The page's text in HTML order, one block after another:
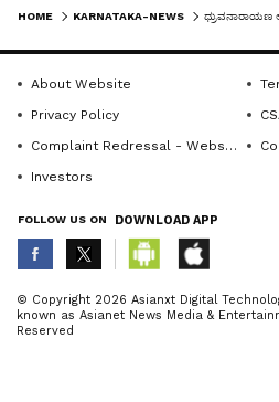
ABOUT THE AUTHOR
K
HOME KARNATAKA-NEWS ಧ್ರುವನಾರಾಯಣ
About Website
Privacy Policy
Complaint Redressal - Website
Investors
FOLLOW US ON DOWNLOAD APP
© Copyright 2026 Asianxt Digital
known as Asianet News Media &
Reserved